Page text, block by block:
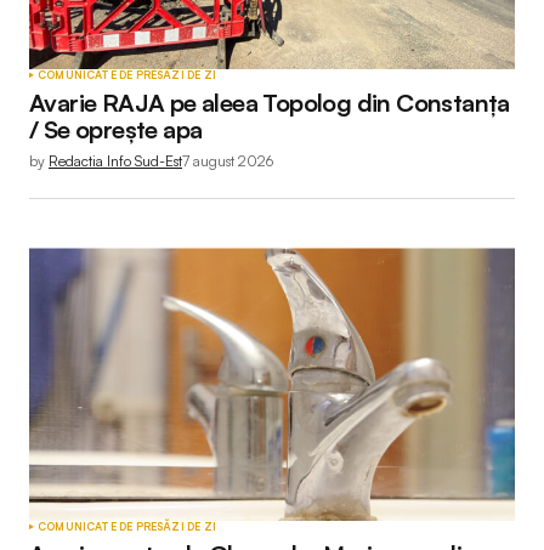
COMUNICATE DE PRESĂZI DE ZI
Avarie RAJA pe aleea Topolog din Constanța
/ Se oprește apa
by Redactia Info Sud-Est7 august 2026
COMUNICATE DE PRESĂZI DE ZI